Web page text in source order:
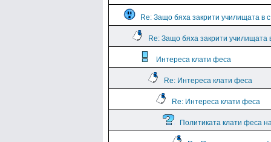
Re: Защо бяха закрити училищата в
Re: Защо бяха закрити училищата
Интереса клати феса
Re: Интереса клати феса
Re: Интереса клати феса
Политиката клати феса